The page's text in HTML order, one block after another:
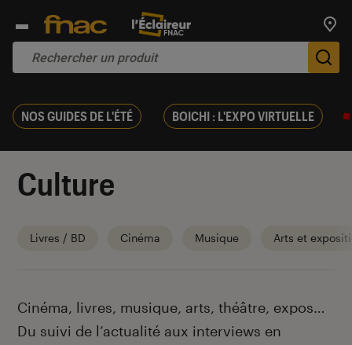
NOS GUIDES DE L'ÉTÉ BOICHI : L'EXPO VIRTUELLE
Culture
Livres / BD Cinéma Musique Arts et
Introduction
Cinéma, livres, musique, arts, théâtre, expos…
Du suivi de l’actualité aux interviews en